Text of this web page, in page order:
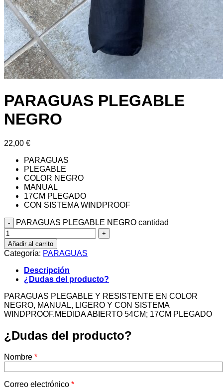
PARAGUAS PLEGABLE
NEGRO
22,00 €
PARAGUAS
PLEGABLE
COLOR NEGRO
MANUAL
17CM PLEGADO
CON SISTEMA WINDPROOF
PARAGUAS PLEGABLE NEGRO cantidad
Añadir al carrito
Categoría: PARAGUAS
Descripción
¿Dudas del producto?
PARAGUAS PLEGABLE Y RESISTENTE EN COLOR
NEGRO, MANUAL, LIGERO Y CON SISTEMA
WINDPROOF.MEDIDA ABIERTO 54CM; 17CM PLEGADO
¿Dudas del producto?
Nombre *
Correo electrónico *